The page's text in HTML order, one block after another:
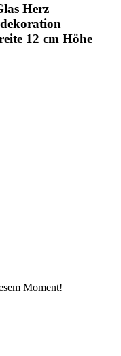
Herz
12 cm Höhe
Moment!